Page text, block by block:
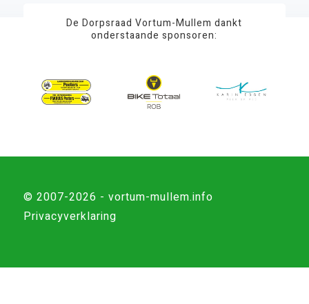
De Dorpsraad Vortum-Mullem dankt
onderstaande sponsoren:
© 2007-2026 - vortum-mullem.info
Privacyverklaring